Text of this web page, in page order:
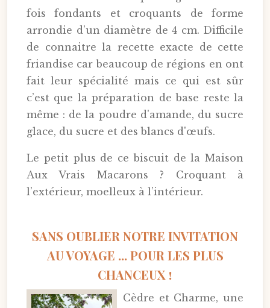
fois fondants et croquants de forme
arrondie d’un diamètre de 4 cm. Difficile
de connaitre la recette exacte de cette
friandise car beaucoup de régions en ont
fait leur spécialité mais ce qui est sûr
c’est que la préparation de base reste la
même : de la poudre d'amande, du sucre
glace, du sucre et des blancs d'œufs.
Le petit plus de ce biscuit de la Maison
Aux Vrais Macarons ? Croquant à
l’extérieur, moelleux à l’intérieur.
SANS OUBLIER NOTRE INVITATION
AU VOYAGE ... POUR LES PLUS
CHANCEUX !
Cèdre et Charme, une